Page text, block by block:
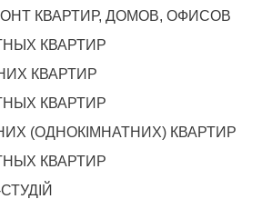
КВАРТИР, ДОМОВ, ОФИСОВ
КВАРТИР
КВАРТИР
КВАРТИР
(ОДНОКІМНАТНИХ) КВАРТИР
КВАРТИР